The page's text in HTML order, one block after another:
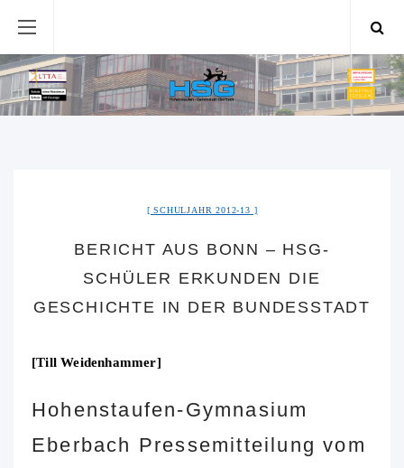
SCHULJAHR 2012-13
BERICHT AUS BONN – HSG-
SCHÜLER ERKUNDEN DIE
GESCHICHTE IN DER BUNDESSTADT
[Till Weidenhammer]
Hohenstaufen-Gymnasium
Eberbach Pressemitteilung vom